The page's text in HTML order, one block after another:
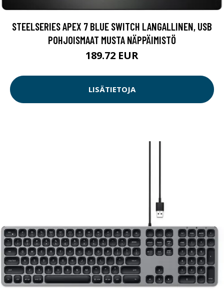
STEELSERIES APEX 7 BLUE SWITCH LANGALLINEN, USB
POHJOISMAAT MUSTA NÄPPÄIMISTÖ
189.72 EUR
LISÄTIETOJA